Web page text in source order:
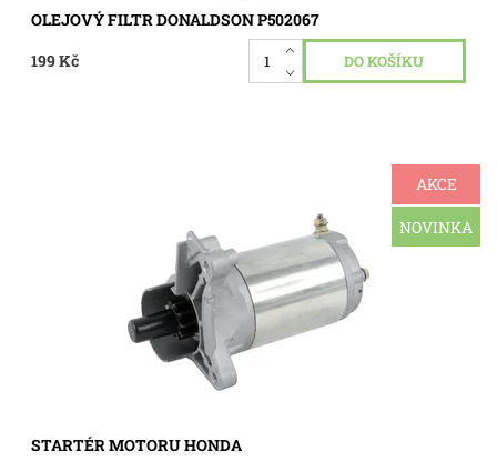
OLEJOVÝ FILTR DONALDSON P502067
199 Kč
AKCE
NOVINKA
12V elektrický startér pro Honda GXV340, GXV390 Motor č.
Skladem 1 ks
STARTÉR MOTORU HONDA